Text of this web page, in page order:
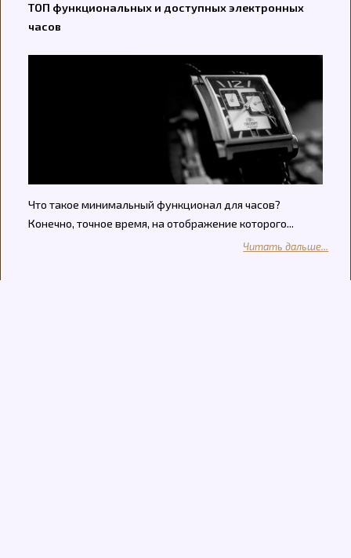
ТОП функциональных и доступных электронных
часов
Что такое минимальный функционал для часов?
Конечно, точное время, на отображение которого...
Читать дальше...